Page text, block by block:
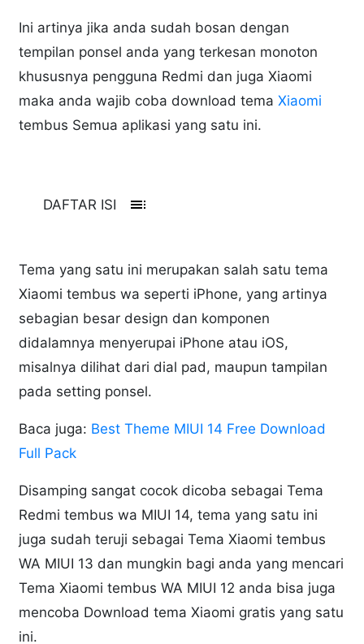
Ini artinya jika anda sudah bosan dengan
tempilan ponsel anda yang terkesan monoton
khususnya pengguna Redmi dan juga Xiaomi
maka anda wajib coba download temaXiaomi
tembus Semua aplikasi yang satu ini.
DAFTAR ISI toc
Tema yang satu ini merupakan salah satu tema
Xiaomi tembus wa seperti iPhone, yang artinya
sebagian besar design dan komponen
didalamnya menyerupai iPhone atau iOS,
misalnya dilihat dari dial pad, maupun tampilan
pada setting ponsel.
Baca juga: Best Theme MIUI 14 Free Download
Full Pack
Disamping sangat cocok dicoba sebagai Tema
Redmi tembus wa MIUI 14, tema yang satu ini
juga sudah teruji sebagai Tema Xiaomi tembus
WA MIUI 13 dan mungkin bagi anda yang mencari
Tema Xiaomi tembus WA MIUI 12 anda bisa juga
mencoba Download tema Xiaomi gratis yang satu
ini.